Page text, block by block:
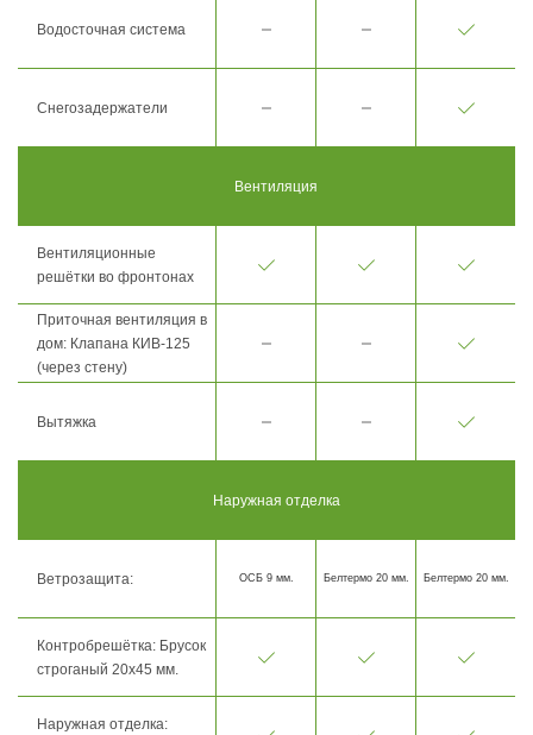
Водосточная система
Снегозадержатели
Вентиляция
Вентиляционные
решётки во фронтонах
Приточная вентиляция в
дом: Клапана КИВ-125
(через стену)
Вытяжка
Наружная отделка
Ветрозащита: ОСБ 9 мм. Белтермо 20 мм. Белтермо 20 мм.
Контробрешётка: Брусок
строганый 20х45 мм.
Наружная отделка: